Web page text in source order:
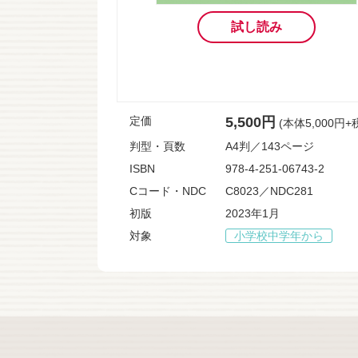
試し読み
定価 5,500円 (本体5,000円+
判型・頁数
A4判／143ページ
ISBN
978-4-251-06743-2
Cコード・NDC
C8023／NDC281
初版
2023年1月
対象
小学校中学年から